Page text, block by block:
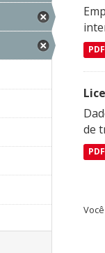
PDF
de
PDF